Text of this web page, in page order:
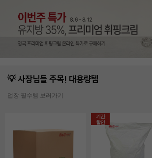
💡 사장님들 주목! 대용량템
업장 필수템 보러가기
기간
할인